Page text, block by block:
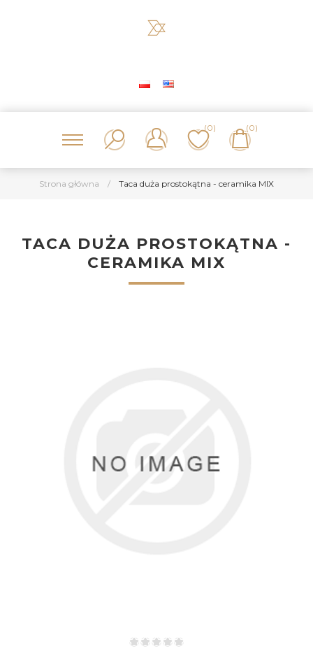
(0) (0)
Strona główna / Taca duża prostokątna - ceramika MIX
TACA DUŻA PROSTOKĄTNA -
CERAMIKA MIX